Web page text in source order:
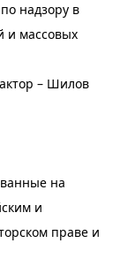
надзору в
и массовых
– Шилов
на
и
праве и